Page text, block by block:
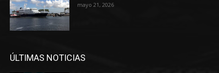
mayo 21, 2026
ÚLTIMAS NOTICIAS